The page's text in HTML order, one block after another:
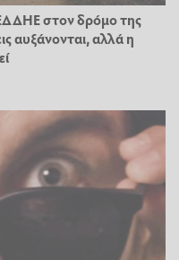
στον δρόμο της
αυξάνονται, αλλά η